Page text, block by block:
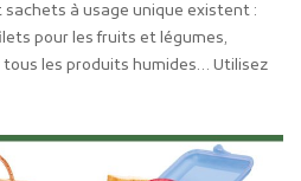
à usage unique existent :
pour les fruits et légumes,
les produits humides… Utilisez